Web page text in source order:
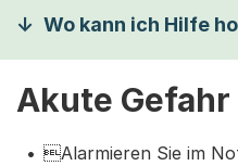
Wo kann ich Hilfe
Akute Gefahr
Alarmieren Sie im